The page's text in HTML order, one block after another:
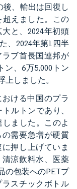
後、輸出は回復し
超えました。この
と、2024年初頭
、2024年第1四半
ブ首長国連邦が
ン、6万5,000トン
しました。
ける中国のプラ
ルトンであり、
しました。このよ
需要急増が硬質
押し上げていま
涼飲料水、医薬
の包装へのPETプ
スチックボトル